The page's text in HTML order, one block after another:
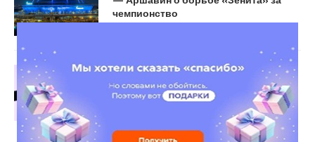
чемпионство
Андрей Кириленко: «Демин и
«Бруклин» подходят друг другу»